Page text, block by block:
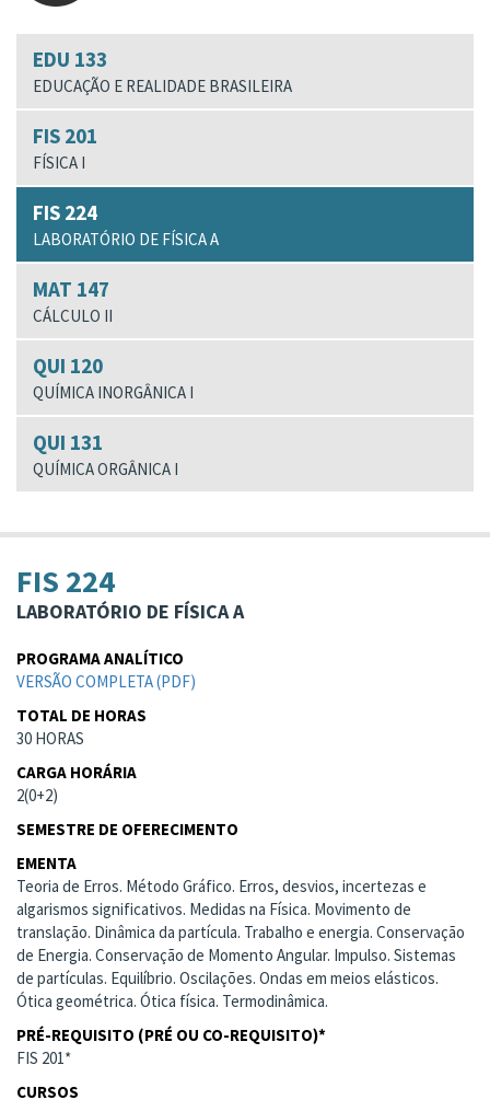
EDU 133
EDUCAÇÃO E REALIDADE BRASILEIRA
FIS 201
FÍSICA I
FIS 224
LABORATÓRIO DE FÍSICA A
MAT 147
CÁLCULO II
QUI 120
QUÍMICA INORGÂNICA I
QUI 131
QUÍMICA ORGÂNICA I
FIS 224
LABORATÓRIO DE FÍSICA A
PROGRAMA ANALÍTICO
VERSÃO COMPLETA (PDF)
TOTAL DE HORAS
30 HORAS
CARGA HORÁRIA
2(0+2)
SEMESTRE DE OFERECIMENTO
EMENTA
Teoria de Erros. Método Gráfico. Erros, desvios, incertezas e
algarismos significativos. Medidas na Física. Movimento de
translação. Dinâmica da partícula. Trabalho e energia. Conservação
de Energia. Conservação de Momento Angular. Impulso. Sistemas
de partículas. Equilíbrio. Oscilações. Ondas em meios elásticos.
Ótica geométrica. Ótica física. Termodinâmica.
PRÉ-REQUISITO (PRÉ OU CO-REQUISITO)*
FIS 201*
CURSOS